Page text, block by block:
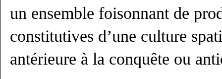
un ensemble foisonnant de
constitutives d’une culture
antérieure à la conquête ou